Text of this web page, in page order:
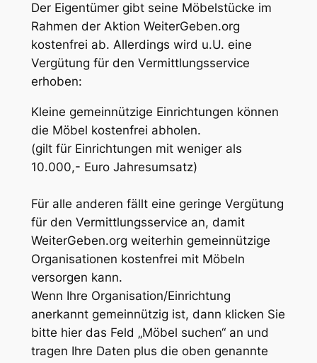
Der Eigentümer gibt seine Möbelstücke im
Rahmen der Aktion WeiterGeben.org
kostenfrei ab. Allerdings wird u.U. eine
Vergütung für den Vermittlungsservice
erhoben:
Kleine gemeinnützige Einrichtungen können
die Möbel kostenfrei abholen.
(gilt für Einrichtungen mit weniger als
10.000,- Euro Jahresumsatz)
Für alle anderen fällt eine geringe Vergütung
für den Vermittlungsservice an, damit
WeiterGeben.org weiterhin gemeinnützige
Organisationen kostenfrei mit Möbeln
versorgen kann.
Wenn Ihre Organisation/Einrichtung
anerkannt gemeinnützig ist, dann klicken Sie
bitte hier das Feld „Möbel suchen“ an und
tragen Ihre Daten plus die oben genannte